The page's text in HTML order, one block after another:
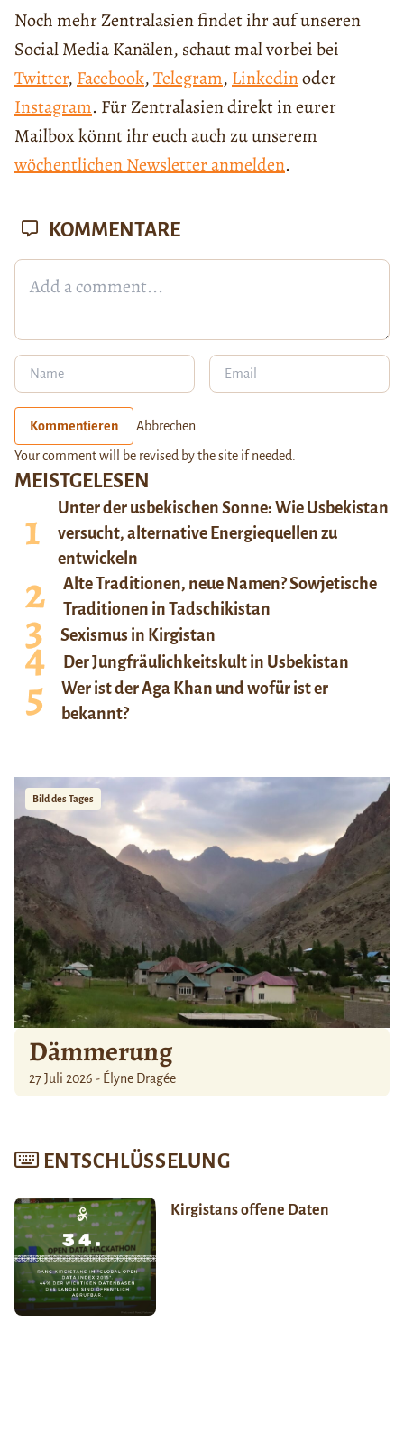
Noch mehr Zentralasien findet ihr auf unseren
Social Media Kanälen, schaut mal vorbei bei
Twitter,Facebook,Telegram,Linkedinoder
Instagram. Für Zentralasien direkt in eurer
Mailbox könnt ihr euch auch zu unserem
wöchentlichen Newsletter anmelden.
MEISTGELESEN
Unter der usbekischen Sonne: Wie Usbekistan
versucht, alternative Energiequellen zu
entwickeln
Alte Traditionen, neue Namen? Sowjetische
Traditionen in Tadschikistan
Sexismus in Kirgistan
Der Jungfräulichkeitskult in Usbekistan
Wer ist der Aga Khan und wofür ist er
bekannt?
Bild des Tages
Dämmerung
27 Juli 2026 - Élyne Dragée
ENTSCHLÜSSELUNG
Kirgistans offene Daten
KOMMENTARE
Kommentieren Abbrechen
Your comment will be revised by the site if needed.